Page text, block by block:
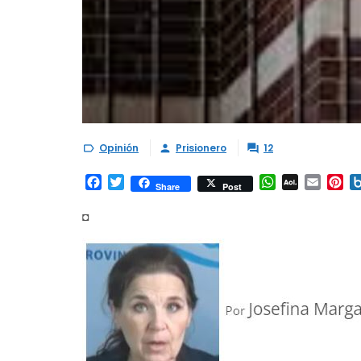
 Opinión  Prisionero  12
Facebook
TwitterShare Post WhatsApp
AOL Email
◘